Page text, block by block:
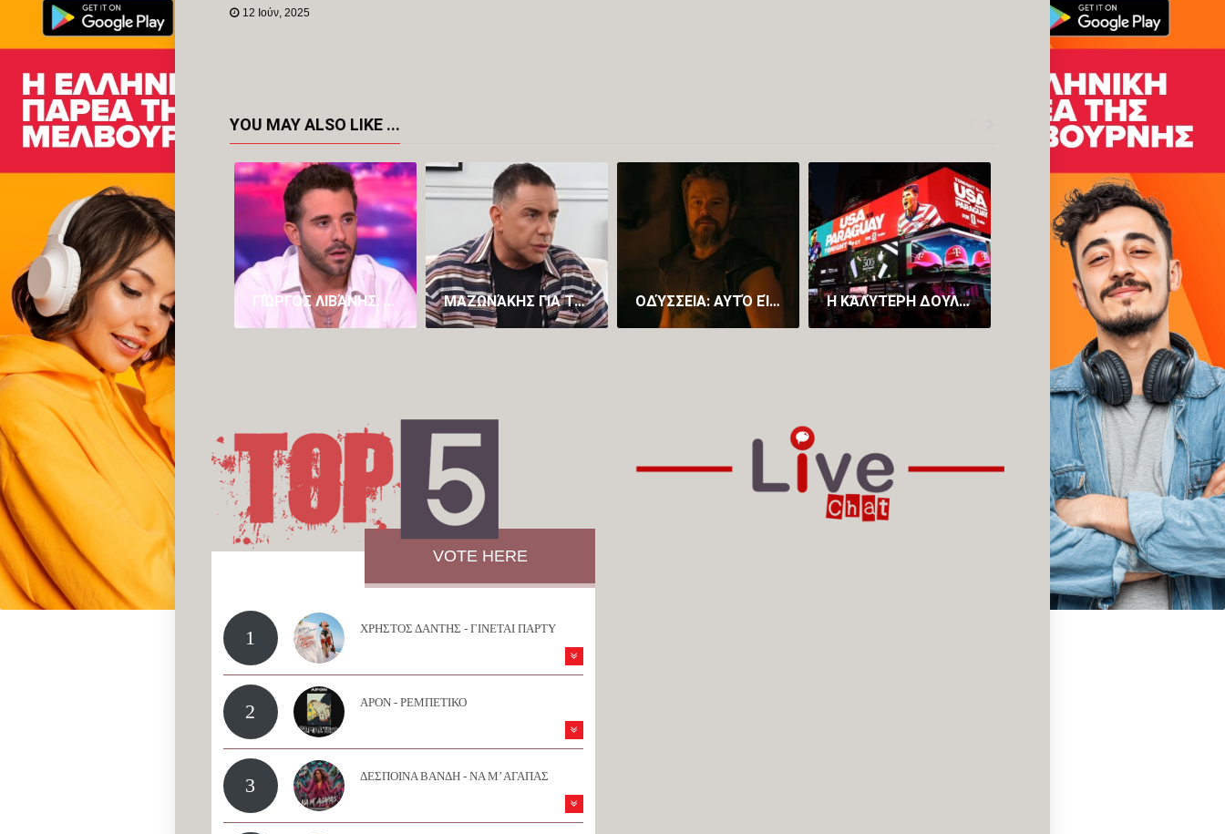
12 Ιούν, 2025
YOU MAY ALSO LIKE ...
ΓΙΏΡΓΟΣ ΛΙΒΆΝΗΣ: Ο ΚΑΖΑΝΤΖΊΔΗΣ ΚΥΛΆΕΙ ΜΈΣΑ ΜΟΥ, ΈΧΩ ΤΟΝ ΠΑΤΈΡΑ ΜΟΥ ΚΑΙ ΤΟΝ ΣΤΈΛΙΟ ΜΑΖΩΝΆΚΗΣ ΓΙΑ ΤΟΝ ΕΓΚΛΕΙΣΜΌ ΣΤΟ ΔΡΟΜΟΚΑΪ́ΤΕΙΟ: ΈΝΙΩΣΑ ΤΡΌΜΟ ΚΑΙ ΠΡΟΔΟΣΊΑ – ΨΕΥΔΉΣ Η ΚΑΤΑΓΓΕΛΊΑ ΓΙΑ ΑΣΈΛΓΕΙΑ ΟΔΎΣΣΕΙΑ: ΑΥΤΌ ΕΊΝΑΙ ΤΟ ΤΕΛΕΥΤΑΊΟ ΤΡΈΙΛΕΡ ΓΙΑ ΤΗΝ ΤΑΙΝΊΑ ΤΟΥ ΝΌΛΑΝ ΛΊΓΟ ΠΡΙΝ ΤΗΝ ΠΟΛΥΑΝΑΜΕΝΌΜΕΝΗ ΠΡΕΜΙΈΡΑ (VID) H ΚΑΛΎΤΕΡΗ ΔΟΥΛΕΙΆ ΣΤΟΝ ΚΌΣΜΟ: ΠΛΗΡΏΝΕΙ 43.000 ΕΥΡΏ ΓΙΑ ΝΑ ΠΑΡΑΚΟΛΟΥΘΉΣΟΥΝ ΤΟΥΣ 104 ΑΓΏΝΕΣ ΤΟΥ ΜΟΥΝΤΙΆΛ H ΑΝΔΡΟΜΆΧΗ ΜΟΙΡΆΣΤΗΚΕ ΤΗΝ ΙΣΤΟΡΊΑ ΠΊΣΩ ΑΠΌ ΤΟ “ΚΑΛΕ ΠΟΙΟΣ ΕΊΝΑΙ ΑΥΤΌΣ;”
VOTE HERE
1 ΧΡΗΣΤΟΣ ΔΑΝΤΗΣ - ΓΙΝΕΤΑΙ ΠΑΡΤΥ
2 APON - ΡΕΜΠΕΤΙΚΟ
3 ΔΕΣΠΟΙΝΑ ΒΑΝΔΗ - ΝΑ Μ’ ΑΓΑΠΑΣ